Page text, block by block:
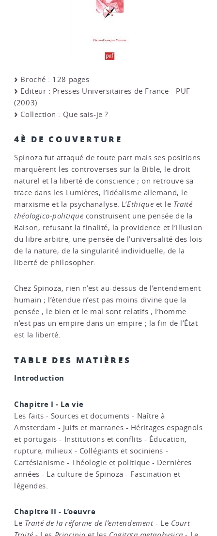
Broché : 128 pages
Editeur : Presses Universitaires de France - PUF
(2003)
Collection : Que sais-je ?
4È DE COUVERTURE
Spinoza fut attaqué de toute part mais ses positions
marquèrent les controverses sur la Bible, le droit
naturel et la liberté de conscience ; on retrouve sa
trace dans les Lumières, l’idéalisme allemand, le
marxisme et la psychanalyse. L’Ethique et le Traité
théologico-politique construisent une pensée de la
Raison, refusant la finalité, la providence et l’illusion
du libre arbitre, une pensée de l’universalité des lois
de la nature, de la singularité individuelle, de la
liberté de philosopher.
Chez Spinoza, rien n’est au-dessus de l’entendement
humain ; l’étendue n’est pas moins divine que la
pensée ; le bien et le mal sont relatifs ; l’homme
n’est pas un empire dans un empire ; la fin de l’État
est la liberté.
TABLE DES MATIÈRES
Introduction
Chapitre I - La vie
Les faits - Sources et documents - Naître à
Amsterdam - Juifs et marranes - Héritages espagnols
et portugais - Institutions et conflits - Éducation,
rupture, milieux - Collégiants et sociniens -
Cartésianisme - Théologie et politique - Dernières
années - La culture de Spinoza - Fascination et
légendes.
Chapitre II - L’oeuvre
Le Traité de la réforme de l’entendement- Le Court